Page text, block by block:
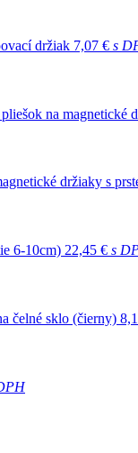
držiak 7,07 € s
na magnetické
držiaky s
6-10cm) 22,45 € s
čelné sklo (čierny)